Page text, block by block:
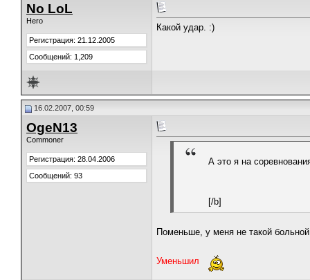
No LoL
Hero
Регистрация: 21.12.2005
Сообщений: 1,209
Какой удар. :)
16.02.2007, 00:59
OgeN13
Commoner
Регистрация: 28.04.2006
Сообщений: 93
А это я на
[/b]
Поменьше, у меня не такой
Уменьшил